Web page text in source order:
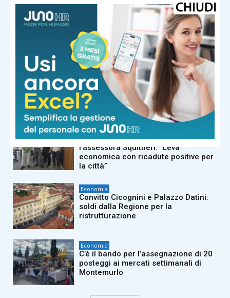
Hub del riciclo tessile, a realizzare i
lavori Polistrade Costruzioni Generali
Economia
Merci ancora bloccate per il presidio
dei lavoratori Acca, le aziende
convocano un’assemblea pubblica
Economia
Turismo, vertice fra Federalberghi e
l’assessora Squittieri: “Leva
economica con ricadute positive per
la città”
Economia
Convitto Cicognini e Palazzo Datini:
soldi dalla Regione per la
ristrutturazione
Economia
C’è il bando per l’assegnazione di 20
posteggi ai mercati settimanali di
Montemurlo